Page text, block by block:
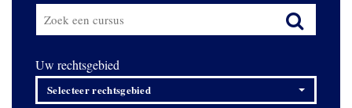
Uw rechtsgebied
Selecteer rechtsgebied